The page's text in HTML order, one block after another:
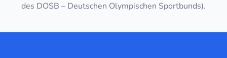
des DOSB – Deutschen Olympischen Sportbunds).